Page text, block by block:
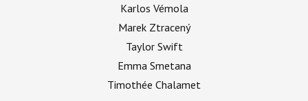
Karlos Vémola
Marek Ztracený
Taylor Swift
Emma Smetana
Timothée Chalamet